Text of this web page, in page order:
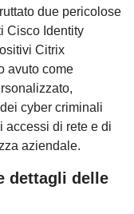
due pericolose
Cisco Identity
Citrix
avuto come
cyber criminali
accessi di rete e di
aziendale.
dettagli delle